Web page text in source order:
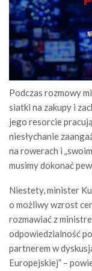
Podczas rozmowy
siatki na zakupy i
jego resorcie
niesłychanie
na rowerach i
musimy dokonać
Niestety, minister
o możliwy wzrost
rozmawiać z
odpowiedzialność
partnerem w
Europejskiej” –